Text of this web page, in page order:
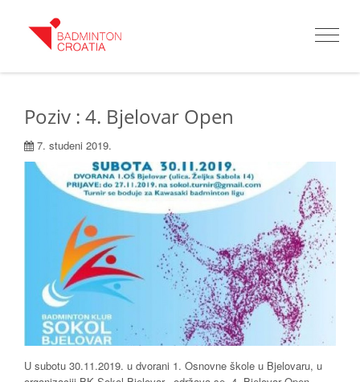
Toggle
Poziv : 4. Bjelovar Open
7. studeni 2019.
U subotu 30.11.2019. u dvorani 1. Osnovne škole u Bjelovaru, u